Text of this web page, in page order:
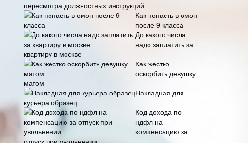
пересмотра должностных инструкций
Как попасть в омон
после 9 класса
До какого числа
надо заплатить за
квартиру в москве
Как жестко
оскорбить девушку
матом
Накладная для
курьера образец
Код дохода по
ндфл на
компенсацию за
отпуск при увольнении